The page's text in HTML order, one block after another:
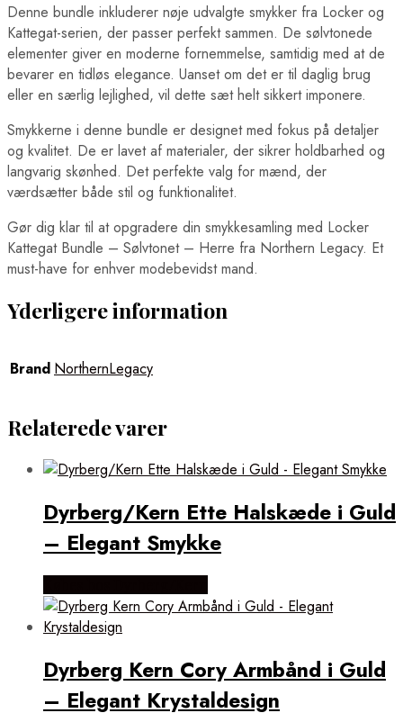
Denne bundle inkluderer nøje udvalgte smykker fra Locker og
Kattegat-serien, der passer perfekt sammen. De sølvtonede
elementer giver en moderne fornemmelse, samtidig med at de
bevarer en tidløs elegance. Uanset om det er til daglig brug
eller en særlig lejlighed, vil dette sæt helt sikkert imponere.
Smykkerne i denne bundle er designet med fokus på detaljer
og kvalitet. De er lavet af materialer, der sikrer holdbarhed og
langvarig skønhed. Det perfekte valg for mænd, der
værdsætter både stil og funktionalitet.
Gør dig klar til at opgradere din smykkesamling med Locker
Kattegat Bundle – Sølvtonet – Herre fra Northern Legacy. Et
must-have for enhver modebevidst mand.
Yderligere information
Brand NorthernLegacy
Relaterede varer
Dyrberg/Kern Ette Halskæde i Guld
– Elegant Smykke
Dyrberg Kern Cory Armbånd i Guld
– Elegant Krystaldesign